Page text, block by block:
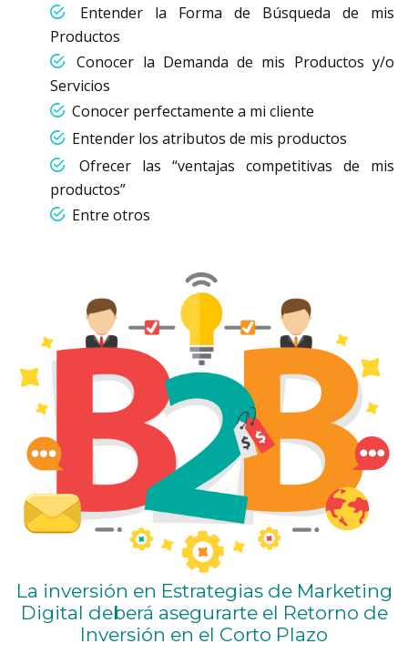
Entender la Forma de Búsqueda de mis
Productos
Conocer la Demanda de mis Productos y/o
Servicios
Conocer perfectamente a mi cliente
Entender los atributos de mis productos
Ofrecer las “ventajas competitivas de mis
productos”
Entre otros
La inversión en Estrategias de Marketing
Digital deberá asegurarteel Retorno de
Inversión en el Corto Plazo